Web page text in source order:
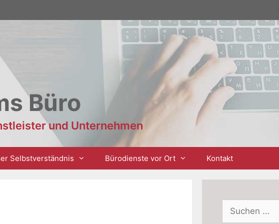
Büro
und Unternehmen
Selbstverständnis Bürodienste vor Ort Kontakt
Suchen
nach: